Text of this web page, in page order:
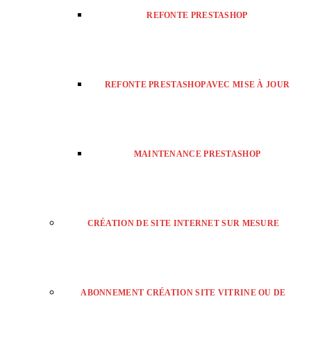
REFONTE PRESTASHOP
REFONTE PRESTASHOP AVEC MISE À JOUR
MAINTENANCE PRESTASHOP
CRÉATION DE SITE INTERNET SUR MESURE
ABONNEMENT CRÉATION SITE VITRINE OU DE